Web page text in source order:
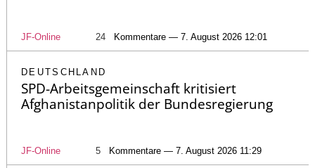
JF-Online 24 Kommentare — 7. August 2026 12:01
DEUTSCHLAND
SPD-Arbeitsgemeinschaft kritisiert
Afghanistanpolitik der Bundesregierung
JF-Online 5 Kommentare — 7. August 2026 11:29